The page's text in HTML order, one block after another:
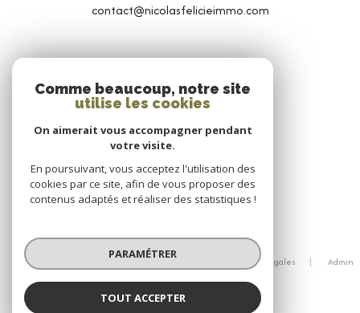
contact@nicolasfelicieimmo.com
NOUS SUIVRE
© 2026 | Tous droits réservés
Nos partenaires Mentions légales
Admin
Comme beaucoup, notre site
utilise les cookies
On aimerait vous accompagner pendant
votre visite.
En poursuivant, vous acceptez l'utilisation des
cookies par ce site, afin de vous proposer des
contenus adaptés et réaliser des statistiques !
PARAMÉTRER
TOUT ACCEPTER